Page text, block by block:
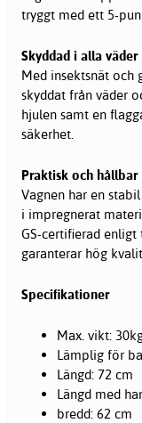
tryggt med ett 5-
Skyddad i alla väder
Med insektsnät och
skyddat från väder
hjulen samt en
säkerhet.
Praktisk och hållbar
Vagnen har en
i impregnerat
GS-certifierad enligt
garanterar hög
Specifikationer
Max. vikt:
Lämplig för
Längd: 72 cm
Längd med
bredd: 62 cm